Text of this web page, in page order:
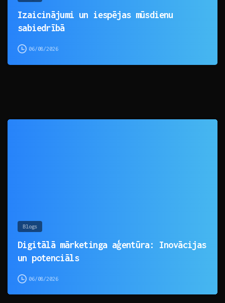
Izaicinājumi un iespējas mūsdienu
sabiedrībā
06/08/2026
Blogs
Digitālā mārketinga aģentūra: Inovācijas
un potenciāls
06/08/2026